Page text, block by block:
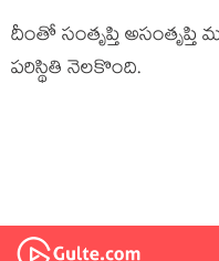
దీంతో సంతృప్తి
పరిస్థితి నెలకొంది.